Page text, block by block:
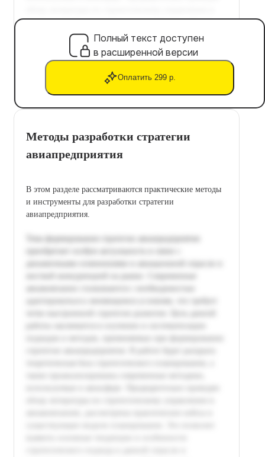
Полный текст доступен
в расширенной версии
Оплатить 299 р.
Методы разработки стратегии
авиапредприятия
В этом разделе рассматриваются практические методы
и инструменты для разработки стратегии
авиапредприятия.